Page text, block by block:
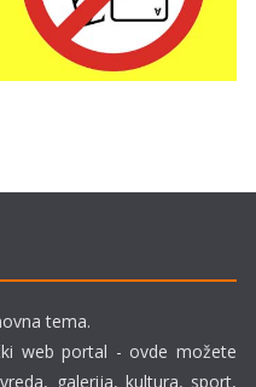
tema.
web portal - ovde možete
galerija, kultura, sport,